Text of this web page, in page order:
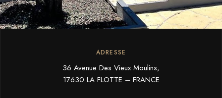
ADRESSE
36 Avenue Des Vieux Moulins,
17630 LA FLOTTE – FRANCE